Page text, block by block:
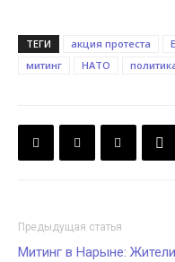
ТЕГИ акция протеста
митинг
НАТО
Предыдущая статья
Митинг в Нарыне: Жители